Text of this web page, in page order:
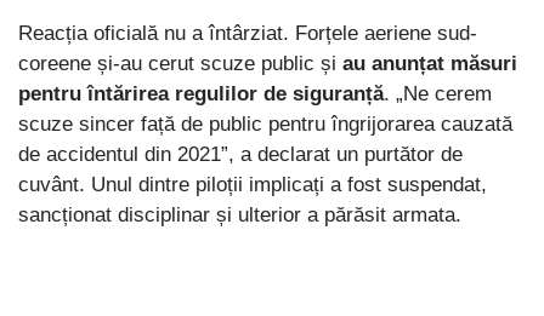
Reacția oficială nu a întârziat. Forțele aeriene sud-
coreene și-au cerut scuze public și au anunțat măsuri
pentru întărirea regulilor de siguranță. „Ne cerem
scuze sincer față de public pentru îngrijorarea cauzată
de accidentul din 2021”, a declarat un purtător de
cuvânt. Unul dintre piloții implicați a fost suspendat,
sancționat disciplinar și ulterior a părăsit armata.